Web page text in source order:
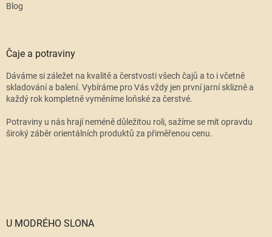
Blog
Čaje a potraviny
Dáváme si záležet na kvalitě a čerstvosti všech čajů a to i včetně
skladování a balení. Vybíráme pro Vás vždy jen první jarní sklizně a
každý rok kompletně vyměníme loňské za čerstvé.
Potraviny u nás hrají neméně důležitou roli, sažíme se mít opravdu
široký záběr orientálních produktů za přiměřenou cenu.
U MODRÉHO SLONA